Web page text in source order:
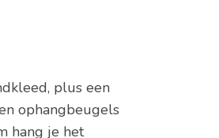
plus een
ophangbeugels
hang je het